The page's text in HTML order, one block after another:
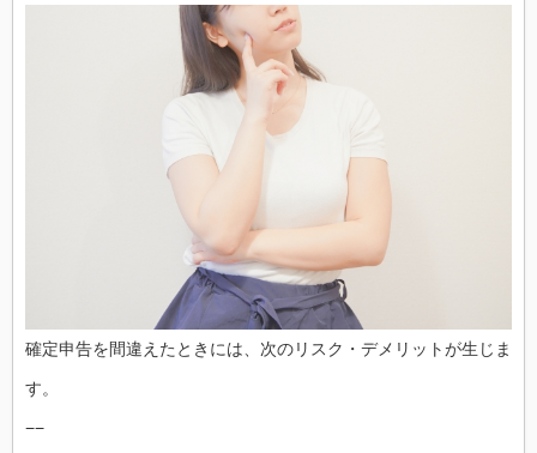
確定申告を間違えたときには、次のリスク・デメリットが生じま
す。
−−